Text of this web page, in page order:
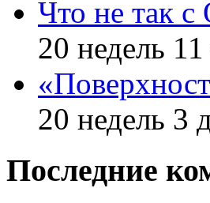
Что не так
20 недель 11
20 недель 3
Последние